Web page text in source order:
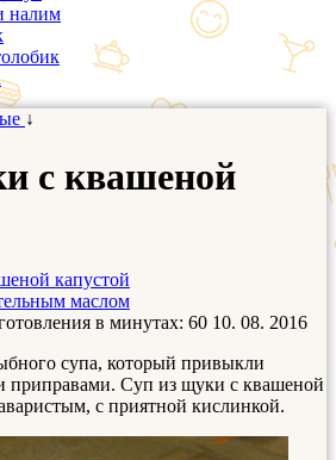
налим
↓
с квашеной
капустой
маслом
в минутах: 60 10. 08. 2016
супа, который привыкли
приправами. Суп из щуки с квашеной
с приятной кислинкой.